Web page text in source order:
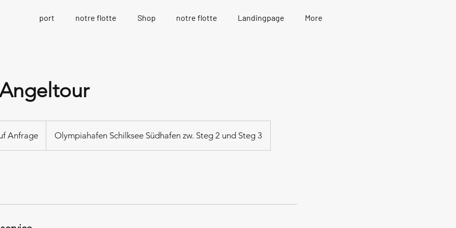
port notre flotte Shop notre flotte Landingpage More
Anfrage Olympiahafen Schilksee Südhafen zw. Steg 2 und Steg 3